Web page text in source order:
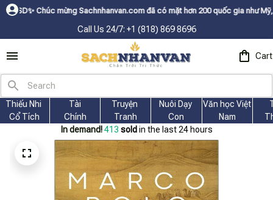
mừng Sachnhanvan.com đã có mặt hơn 200 quốc gia như Mỹ, Canada,
Call Us 24/7: +1 (818) 869 8696
Cart
Thiếu Nhi
Cổ Tích
Tài
Chính
Truyện
Tranh
Nuôi Dạy
Con
Văn học Việt
Nam
In demand! 413 sold in the last 24 hours